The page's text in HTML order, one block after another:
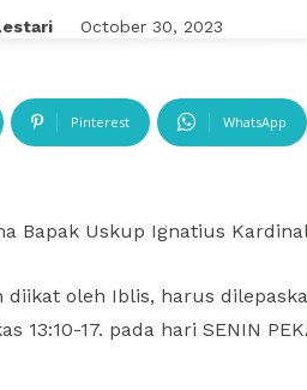
October 30, 2023
Pinterest WhatsApp
Bapak Uskup Ignatius
oleh Iblis, harus
17. pada hari SENIN